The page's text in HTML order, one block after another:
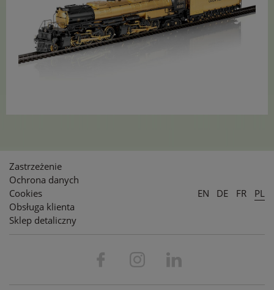
Zastrzeżenie
Ochrona danych
Cookies
Obsługa klienta
Sklep detaliczny
EN DE FR PL